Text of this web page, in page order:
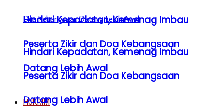
Hindari Kepadatan, Kemenag Imbau
Peserta Zikir dan Doa Kebangsaan
Datang Lebih Awal
HUKRIM
Hindari Kepadatan, Kemenag Imbau
Peserta Zikir dan Doa Kebangsaan
Datang Lebih Awal